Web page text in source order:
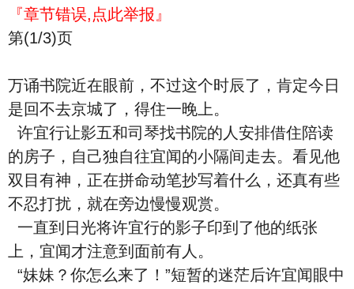
『章节错误,点此举报』
第(1/3)页
万诵书院近在眼前，不过这个时辰了，肯定今日
是回不去京城了，得住一晚上。
许宜行让影五和司琴找书院的人安排借住陪读
的房子，自己独自往宜闻的小隔间走去。看见他
双目有神，正在拼命动笔抄写着什么，还真有些
不忍打扰，就在旁边慢慢观赏。
一直到日光将许宜行的影子印到了他的纸张
上，宜闻才注意到面前有人。
“妹妹？你怎么来了！”短暂的迷茫后许宜闻眼中